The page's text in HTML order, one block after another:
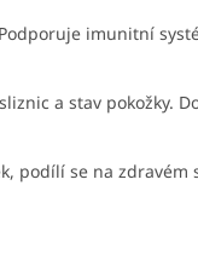
imunitní
a stav pokožky.
podílí se na zdravém